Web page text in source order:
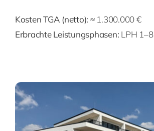
Kosten TGA (netto): ≈ 1.300.000 €
Erbrachte Leistungsphasen: LPH 1–8